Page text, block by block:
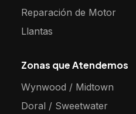
Reparación de Motor
Llantas
Zonas que Atendemos
Wynwood / Midtown
Doral / Sweetwater